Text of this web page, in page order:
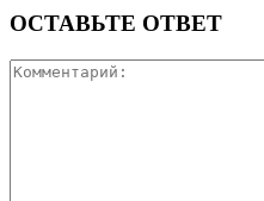
ОСТАВЬТЕ ОТВЕТ